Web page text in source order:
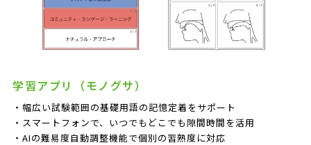
学習アプリ（モノグサ）
・幅広い試験範囲の基礎用語の記憶定着をサポート
・スマートフォンで、いつでもどこでも隙間時間を活用
・AIの難易度自動調整機能で個別の習熟度に対応